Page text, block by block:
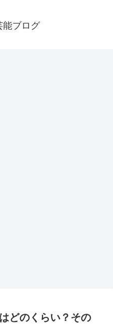
能ブログ
どのくらい？その